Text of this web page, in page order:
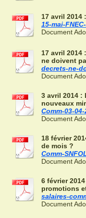
17 avril 2014
15-mai-
Document
17 avril 2014
ne doivent
decrets-ne-
Document
3 avril 2014 :
nouveaux
Comm-03-
Document
18 février
de mois ?
Comm-
Document
6 février
promotions
salaires-
Document